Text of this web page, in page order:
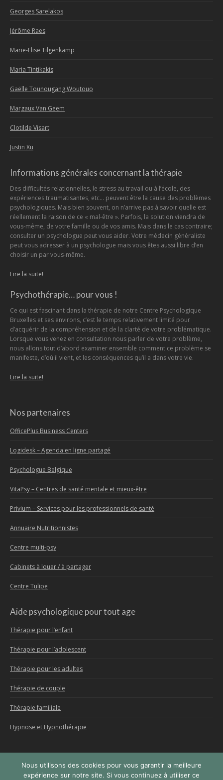
Georges Sarelakos
Jérôme Raes
Marie-Elise Tilgenkamp
Maria Tintikakis
Gaëlle Tounougang Woutouo
Margaux Van Geem
Clotilde Visart
Justin Xu
Informations générales concernant la thérapie
Des difficultés relationnelles, le stress au travail ou à l’école, des
expériences traumatisantes, etc… peuvent être la cause des problèmes
psychologiques. Mais bien souvent, on n’arrive pas à savoir quelle est
réellement la raison de ce « mal-être ». Parfois, la solution viendra de
vous-même, de votre famille ou de vos amis. Mais dans le cas contraire;
consulter un psychologue peut vous aider. Votre médecin généraliste
peut vous adresser à un psychologue mais vous êtes aussi libre d’en
choisir un par vous-même.
Lire la suite!
Psychothérapie… pour vous !
Ce qui est fascinant dans la thérapie de notre Centre Psychologique
Bruxelles et ses environs, c’est le temps relativement limité pour
d’acquérir de la compréhension et de la clarté de votre problématique.
Lorsque vous venez en consultation nous parler de votre problème,
nous allons tout d’abord examiner ensemble comment ce problème se
manifeste, d’où il vient, et les conséquences qu’il a dans votre vie.
Lire la suite!
Nos partenaires
OfficePlus Business Centers
Logidesk – Agenda en ligne partagé
Psychologue Belgique
VitaPsy – Centres de santé mentale et mieux-être
Privium – Services pour les professionnels de santé
Annuaire Nutritionnistes
Centre multi-psy
Cabinets à louer / à partager
Centre Tulipe
Aide psychologique pour tout age
Thérapie pour l’enfant
Thérapie pour l’adolescent
Thérapie pour les adultes
Thérapie de couple
Thérapie familiale
Hypnose et Hypnothérapie
Menu
Nous utilisons des cookies pour vous garantir la meilleure
expérience sur notre site. Si vous continuez à utiliser ce